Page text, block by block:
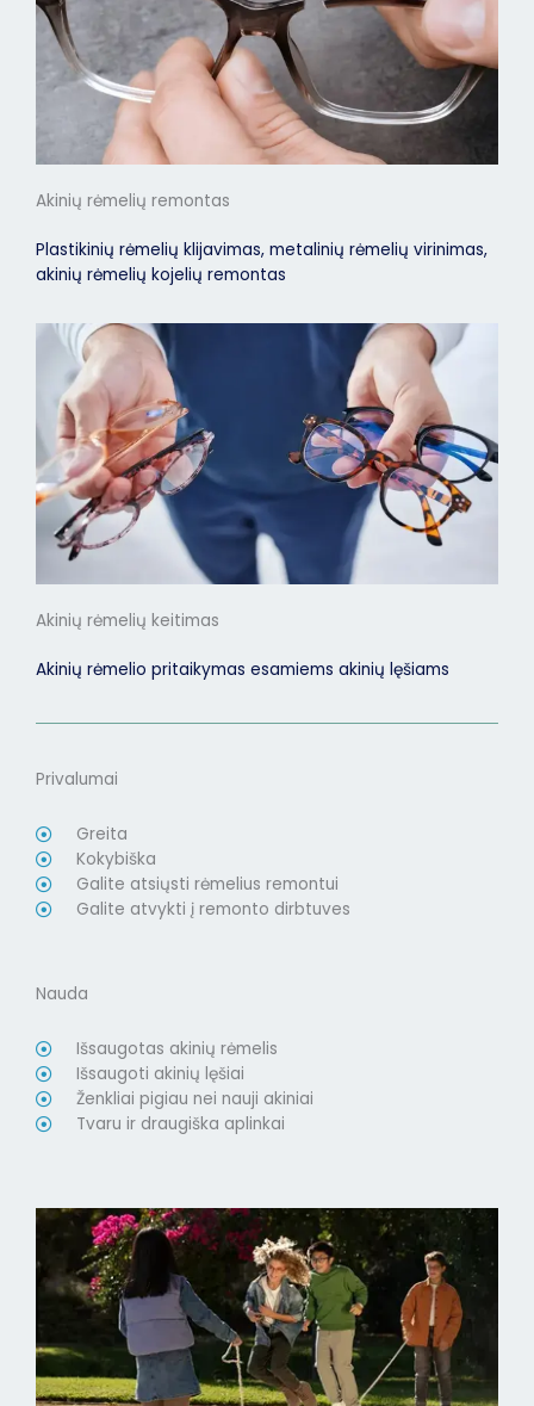
Akinių rėmelių remontas
Plastikinių rėmelių klijavimas, metalinių rėmelių virinimas,
akinių rėmelių kojelių remontas
Akinių rėmelių keitimas
Akinių rėmelio pritaikymas esamiems akinių lęšiams
Privalumai
Greita
Kokybiška
Galite atsiųsti rėmelius remontui
Galite atvykti į remonto dirbtuves
Nauda
Išsaugotas akinių rėmelis
Išsaugoti akinių lęšiai
Ženkliai pigiau nei nauji akiniai
Tvaru ir draugiška aplinkai